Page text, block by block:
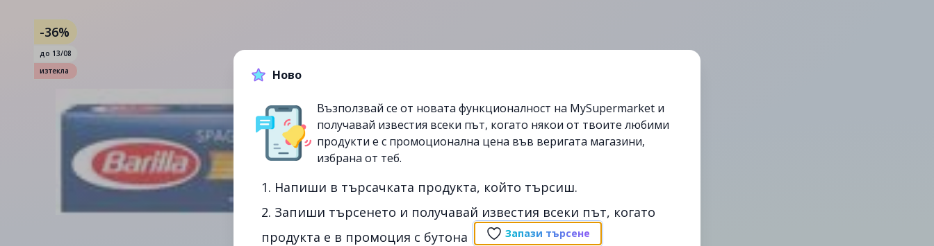
-36%
до 13/08
изтекла
Ново
Възползвай се от новата функционалност на MySupermarket и
получавай известия всеки път, когато някои от твоите любими
продукти е с промоционална цена във веригата магазини,
избрана от теб.
1. Напиши в търсачката продукта, който търсиш.
2. Запиши търсенето и получавай известия всеки път, когато
продукта е в промоция с бутона
Запази търсене